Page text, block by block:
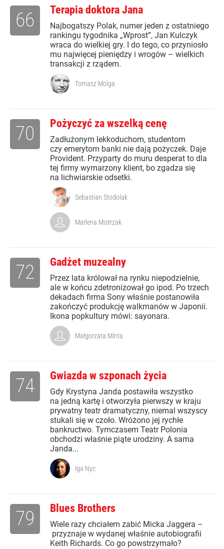
Terapia doktora Jana
Najbogatszy Polak, numer jeden z ostatniego
rankingu tygodnika „Wprost”, Jan Kulczyk
wraca do wielkiej gry. I do tego, co przyniosło
mu najwięcej pieniędzy i wrogów – wielkich
transakcji z rządem.
66
Tomasz Molga
Pożyczyć za wszelką cenę
Zadłużonym lekkoduchom, studentom
czy emerytom banki nie dają pożyczek. Daje
Provident. Przyparty do muru desperat to dla
tej firmy wymarzony klient, bo zgadza się
na lichwiarskie odsetki.
70
Sebastian Stodolak
Marlena Mistrzak
Gadżet muzealny
Przez lata królował na rynku niepodzielnie,
ale w końcu zdetronizował go ipod. Po trzech
dekadach firma Sony właśnie postanowiła
zakończyć produkcję walkmanów w Japonii.
Ikona popkultury mówi: sayonara.
72
Małgorzata Minta
Gwiazda w szponach życia
Gdy Krystyna Janda postawiła wszystko
na jedną kartę i otworzyła pierwszy w kraju
prywatny teatr dramatyczny, niemal wszyscy
stukali się w czoło. Wróżono jej rychłe
bankructwo. Tymczasem Teatr Polonia
obchodzi właśnie piąte urodziny. A sama
Janda...
74
Iga Nyc
Blues Brothers
Wiele razy chciałem zabić Micka Jaggera –
przyznaje w wydanej właśnie autobiografii
Keith Richards. Co go powstrzymało?
79